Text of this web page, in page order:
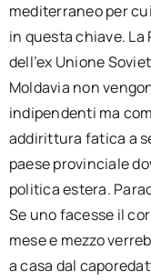
mediterraneo per
in questa chiave. La
dell’ex Unione
Moldavia non
indipendenti ma
addirittura fatica a
paese provinciale
politica estera.
Se uno facesse il
mese e mezzo
a casa dal